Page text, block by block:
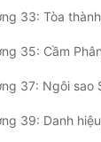
33: Tòa
35: Cầm
37: Ngôi sao
39: Danh